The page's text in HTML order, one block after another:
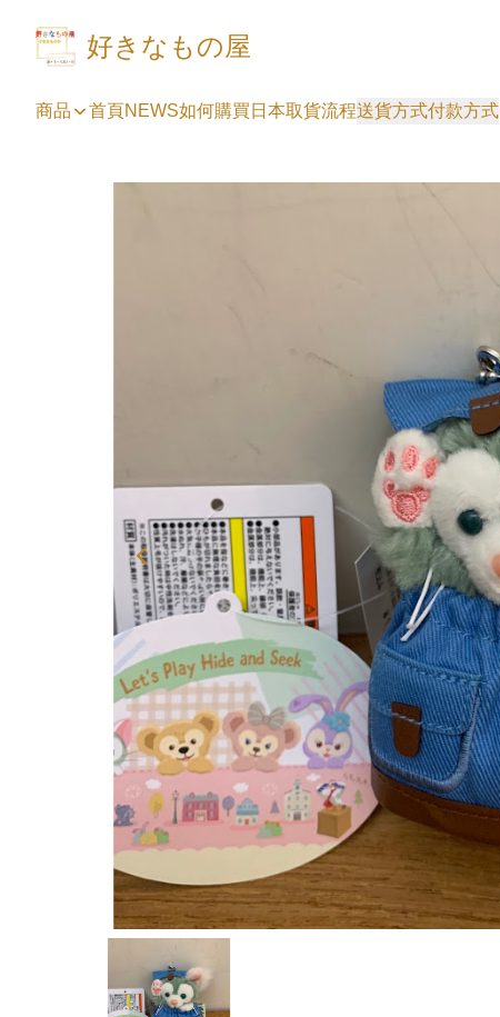
好きなもの屋
商品 首頁NEWS如何購買 日本取貨流程送貨方式付款方式